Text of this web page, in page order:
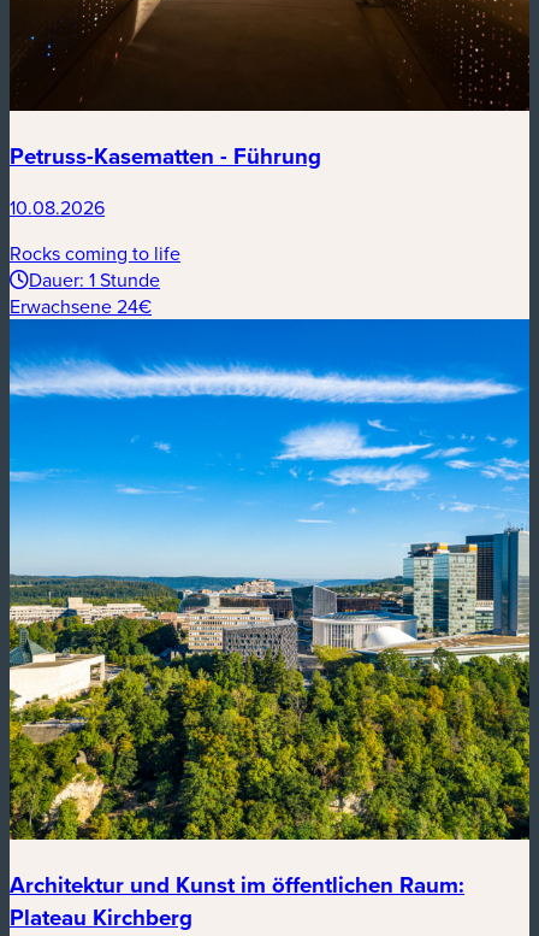
Petruss-Kasematten - Führung
10.08.2026
Rocks coming to life
Dauer: 1 Stunde
Erwachsene 24€
Architektur und Kunst im öffentlichen Raum:
Plateau Kirchberg